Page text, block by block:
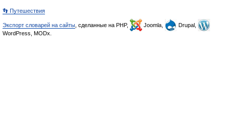
👣 Путешествия
Экспорт словарей на сайты , сделанные на PHP, Joomla,
Drupal,
WordPress, MODx.